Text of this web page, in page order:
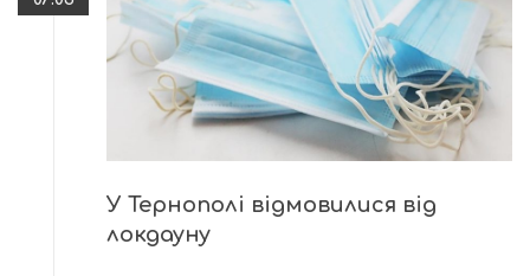
У Тернополі відмовилися від
локдауну